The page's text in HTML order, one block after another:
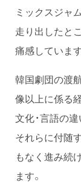
ミックスジャム
走り出したと
痛感しています
韓国劇団の渡
像以上に係る経
文化・言語の
それらに付随
もなく進み続
ます。